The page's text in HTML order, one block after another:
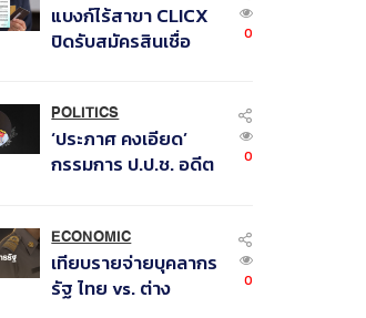
แบงก์ไร้สาขา CLICX
ปิดรับสมัครสินเชื่อ
เงินผิดวัตถุประสงค์-ให้
ข้อมูลเท็จ เตรียม
ดำเนินคดีเด็ดขาด
0
POLITICS
‘ประภาศ คงเอียด’
กรรมการ ป.ป.ช. อดีต
0
ECONOMIC
เทียบรายจ่ายบุคลากร
รัฐ ไทย vs. ต่าง
0